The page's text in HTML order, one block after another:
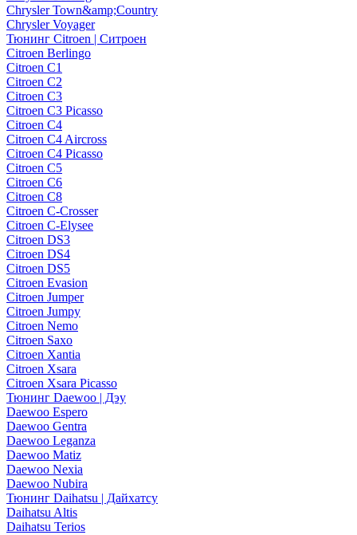
Chrysler Town&amp;Country
Chrysler Voyager
Тюнинг Citroen | Ситроен
Citroen Berlingo
Citroen C1
Citroen C2
Citroen C3
Citroen C3 Picasso
Citroen C4
Citroen C4 Aircross
Citroen C4 Picasso
Citroen C5
Citroen C6
Citroen C8
Citroen C-Crosser
Citroen C-Elysee
Citroen DS3
Citroen DS4
Citroen DS5
Citroen Evasion
Citroen Jumper
Citroen Jumpy
Citroen Nemo
Citroen Saxo
Citroen Xantia
Citroen Xsara
Citroen Xsara Picasso
Тюнинг Daewoo | Дэу
Daewoo Espero
Daewoo Gentra
Daewoo Leganza
Daewoo Matiz
Daewoo Nexia
Daewoo Nubira
Тюнинг Daihatsu | Дайхатсу
Daihatsu Altis
Daihatsu Terios